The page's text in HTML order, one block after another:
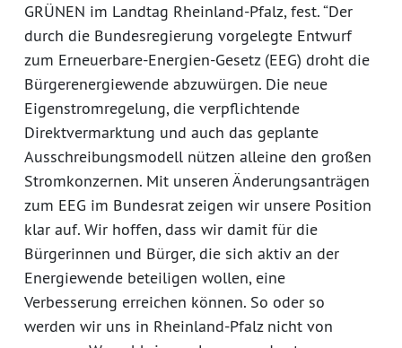
GRÜNEN im Landtag Rheinland-Pfalz, fest. “Der
durch die Bundesregierung vorgelegte Entwurf
zum Erneuerbare-Energien-Gesetz (EEG) droht die
Bürgerenergiewende abzuwürgen. Die neue
Eigenstromregelung, die verpflichtende
Direktvermarktung und auch das geplante
Ausschreibungsmodell nützen alleine den großen
Stromkonzernen. Mit unseren Änderungsanträgen
zum EEG im Bundesrat zeigen wir unsere Position
klar auf. Wir hoffen, dass wir damit für die
Bürgerinnen und Bürger, die sich aktiv an der
Energiewende beteiligen wollen, eine
Verbesserung erreichen können. So oder so
werden wir uns in Rheinland-Pfalz nicht von